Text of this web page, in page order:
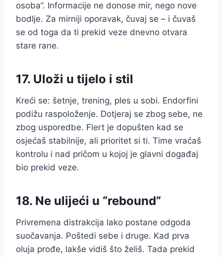
osoba”. Informacije ne donose mir, nego nove
bodlje. Za mirniji oporavak, čuvaj se – i čuvaš
se od toga da ti prekid veze dnevno otvara
stare rane.
17. Uloži u tijelo i stil
Kreći se: šetnje, trening, ples u sobi. Endorfini
podižu raspoloženje. Dotjeraj se zbog sebe, ne
zbog usporedbe. Flert je dopušten kad se
osjećaš stabilnije, ali prioritet si ti. Time vraćaš
kontrolu i nad pričom u kojoj je glavni događaj
bio prekid veze.
18. Ne ulijeći u “rebound”
Privremena distrakcija lako postane odgoda
suočavanja. Poštedi sebe i druge. Kad prva
oluja prođe, lakše vidiš što želiš. Tada prekid